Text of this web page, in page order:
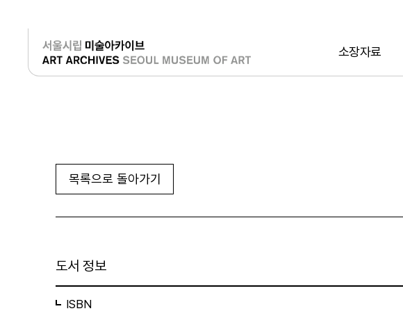
소장자료
로그인
목록으로 돌아가기
도서 정보
ISBN